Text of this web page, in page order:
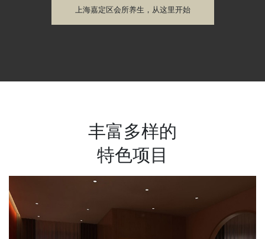
上海嘉定区会所养生，从这里开始
丰富多样的
特色项目